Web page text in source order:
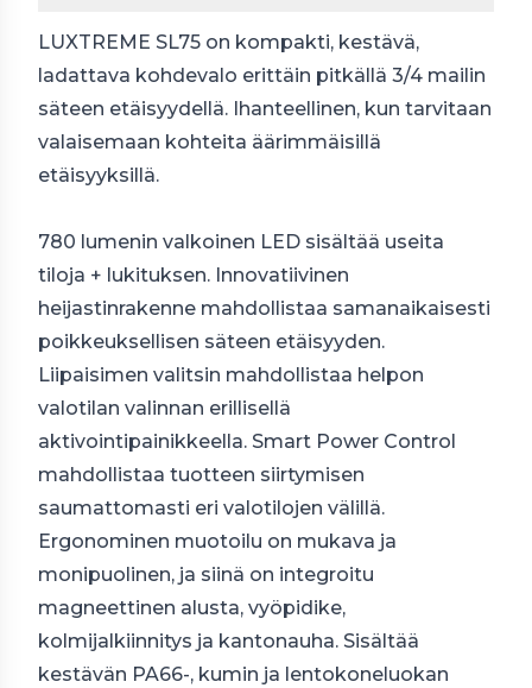
LUXTREME SL75 on kompakti, kestävä,
ladattava kohdevalo erittäin pitkällä 3/4 mailin
säteen etäisyydellä. Ihanteellinen, kun tarvitaan
valaisemaan kohteita äärimmäisillä
etäisyyksillä.
780 lumenin valkoinen LED sisältää useita
tiloja + lukituksen. Innovatiivinen
heijastinrakenne mahdollistaa samanaikaisesti
poikkeuksellisen säteen etäisyyden.
Liipaisimen valitsin mahdollistaa helpon
valotilan valinnan erillisellä
aktivointipainikkeella. Smart Power Control
mahdollistaa tuotteen siirtymisen
saumattomasti eri valotilojen välillä.
Ergonominen muotoilu on mukava ja
monipuolinen, ja siinä on integroitu
magneettinen alusta, vyöpidike,
kolmijalkiinnitys ja kantonauha. Sisältää
kestävän PA66-, kumin ja lentokoneluokan